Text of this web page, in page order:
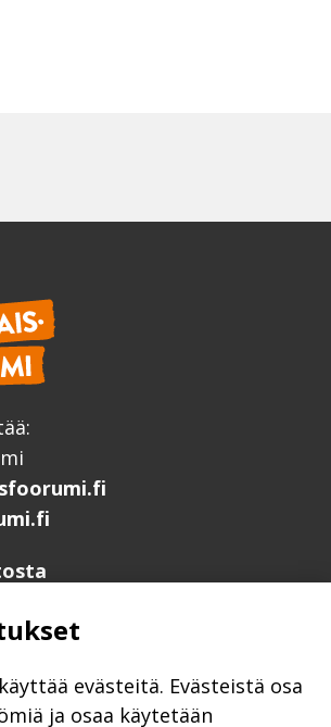
järjestöhakemistoon
testievästeitä. Evästeistä osa
ja osaa käytetään